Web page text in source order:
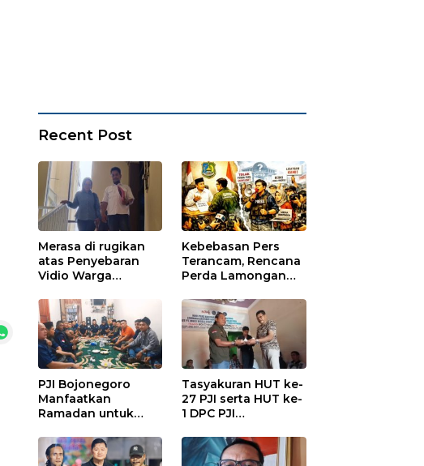
Recent Post
Merasa di rugikan
atas Penyebaran
Vidio Warga
Ke Polres
Bojonegoro
Kebebasan Pers
Terancam, Rencana
Perda Lamongan
PJI Bojonegoro
Manfaatkan
Ramadan untuk
Organisasi dan
Kebersamaan
Tasyakuran HUT ke-
27 PJI serta HUT ke-
1 DPC PJI
Hadiri Puluhan
Wartawan